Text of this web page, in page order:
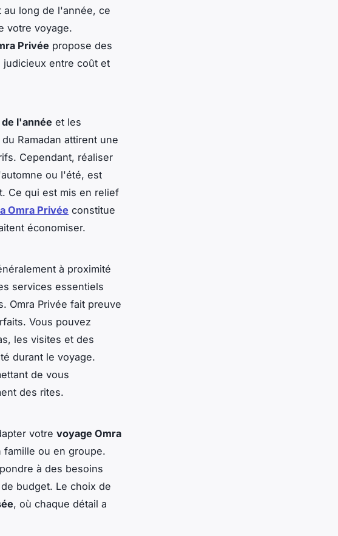
au long de l'année, ce
votre voyage.
Privée propose des
entre coût et
l'année et les
Ramadan attirent une
Cependant, réaliser
ou l'été, est
Ce qui est mis en relief
Omra Privée constitue
économiser.
à proximité
services essentiels
Omra Privée fait preuve
Vous pouvez
les visites et des
durant le voyage.
de vous
des rites.
votre voyage Omra
ou en groupe.
à des besoins
budget. Le choix de
, où chaque détail a